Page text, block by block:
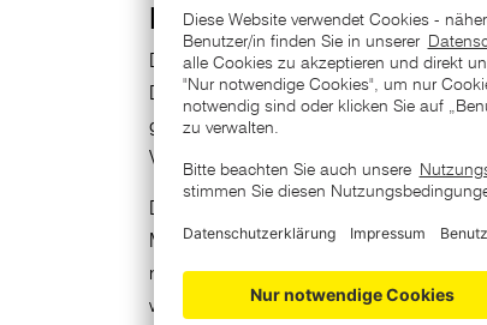
Laubsauger Fangsäcke
Der Sommer geht zu Ende, und mit
Die
Saison des Laubsaugensgeht also
greift zu einem Laubbläser oder einem
Variante des Laubsaugens entscheidet,
Die Modelle der Laubsauger
Mikrorisse in der Faser kann der
nicht ausdringt. Durch einen
was das Risiko von Beschädigungen